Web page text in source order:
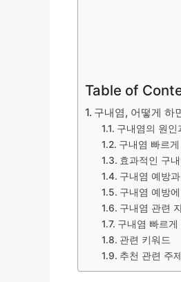
Table of
구내염, 어떻게 하
구내염의 원인
구내염 빠르
효과적인 구
구내염 예방
구내염 예방
구내염 관련
구내염 빠르
관련 키워드
추천 관련 주제